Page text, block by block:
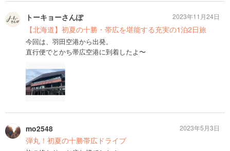
トーキョーさんぽ
【北海道】初夏の十勝・帯広を堪能する充実の1泊2日旅
今回は、羽田空港から出発。
直行便でとかち帯広空港に到着したよ〜
2023年11月24日
mo2548
弾丸！初夏の十勝帯広ドライブ
2023年5月3日